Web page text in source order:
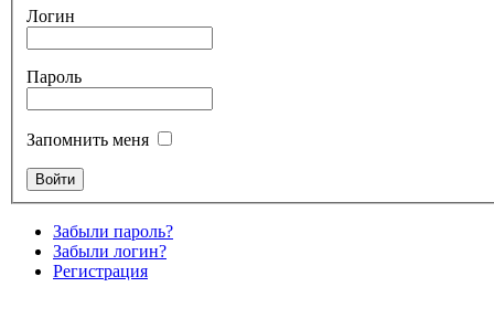
Логин
Пароль
Запомнить меня
Забыли пароль?
Забыли логин?
Регистрация